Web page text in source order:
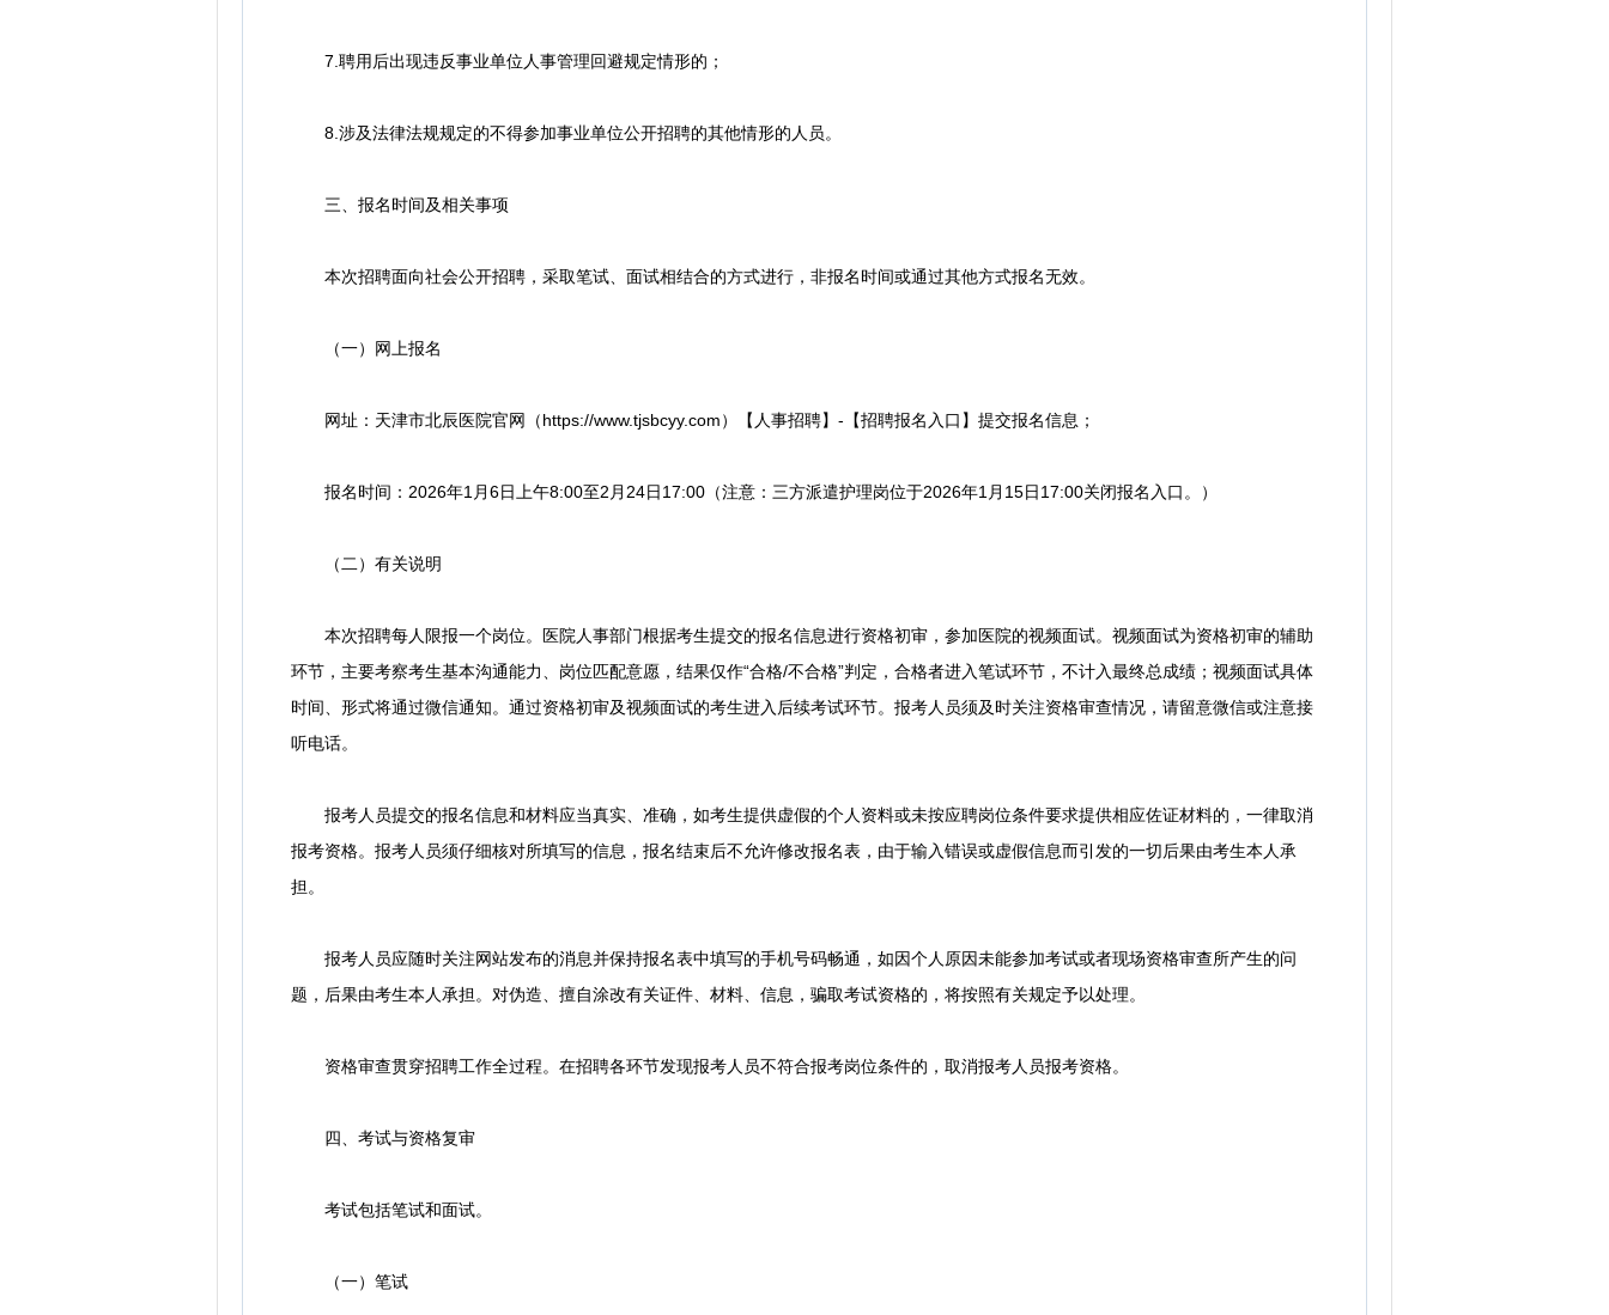
7.聘用后出现违反事业单位人事管理回避规定情形的；
8.涉及法律法规规定的不得参加事业单位公开招聘的其他情形的人员。
三、报名时间及相关事项
本次招聘面向社会公开招聘，采取笔试、面试相结合的方式进行，非报名时间或通过其他方式报名无效。
（一）网上报名
网址：天津市北辰医院官网（https://www.tjsbcyy.com）【人事招聘】-【招聘报名入口】提交报名信息；
报名时间：2026年1月6日上午8:00至2月24日17:00（注意：三方派遣护理岗位于2026年1月15日17:00关闭报名入口。）
（二）有关说明
本次招聘每人限报一个岗位。医院人事部门根据考生提交的报名信息进行资格初审，参加医院的视频面试。视频面试为资格初审的辅助
环节，主要考察考生基本沟通能力、岗位匹配意愿，结果仅作“合格/不合格”判定，合格者进入笔试环节，不计入最终总成绩；视频面试具体
时间、形式将通过微信通知。通过资格初审及视频面试的考生进入后续考试环节。报考人员须及时关注资格审查情况，请留意微信或注意接
听电话。
报考人员提交的报名信息和材料应当真实、准确，如考生提供虚假的个人资料或未按应聘岗位条件要求提供相应佐证材料的，一律取消
报考资格。报考人员须仔细核对所填写的信息，报名结束后不允许修改报名表，由于输入错误或虚假信息而引发的一切后果由考生本人承
担。
报考人员应随时关注网站发布的消息并保持报名表中填写的手机号码畅通，如因个人原因未能参加考试或者现场资格审查所产生的问
题，后果由考生本人承担。对伪造、擅自涂改有关证件、材料、信息，骗取考试资格的，将按照有关规定予以处理。
资格审查贯穿招聘工作全过程。在招聘各环节发现报考人员不符合报考岗位条件的，取消报考人员报考资格。
四、考试与资格复审
考试包括笔试和面试。
（一）笔试